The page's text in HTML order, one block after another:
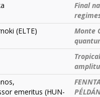
Final
(ELTE)
Monte
emeritus (HUN-